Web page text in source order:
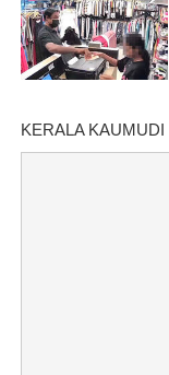
KERALA KAUMUDI